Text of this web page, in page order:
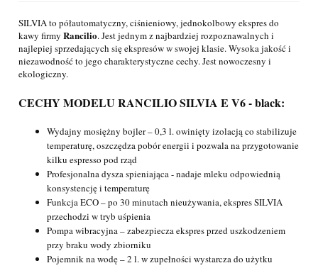
SILVIA to półautomatyczny, ciśnieniowy, jednokolbowy ekspres do
kawy firmy Rancilio. Jest jednym z najbardziej rozpoznawalnych i
najlepiej sprzedających się ekspresów w swojej klasie. Wysoka jakość i
niezawodność to jego charakterystyczne cechy. Jest nowoczesny i
ekologiczny.
CECHY MODELU RANCILIO SILVIA E V6 - black:
Wydajny mosiężny bojler – 0,3 l. owinięty izolacją co stabilizuje
temperaturę, oszczędza pobór energii i pozwala na przygotowanie
kilku espresso pod rząd
Profesjonalna dysza spieniająca - nadaje mleku odpowiednią
konsystencję i temperaturę
Funkcja ECO – po 30 minutach nieużywania, ekspres SILVIA
przechodzi w tryb uśpienia
Pompa wibracyjna – zabezpiecza ekspres przed uszkodzeniem
przy braku wody zbiorniku
Pojemnik na wodę – 2 l. w zupełności wystarcza do użytku